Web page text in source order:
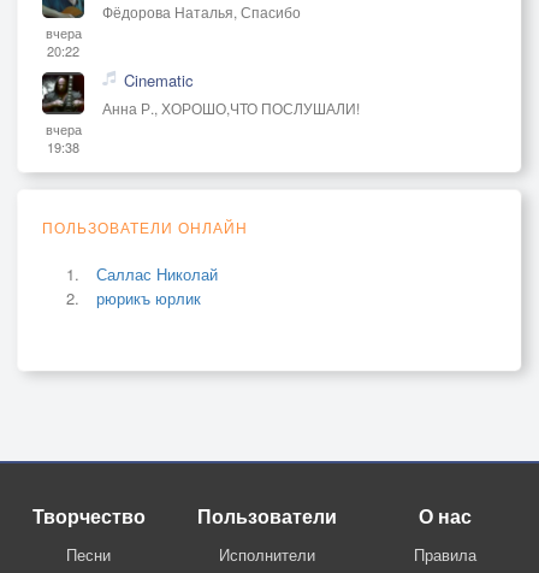
вчера
20:22
Фёдорова Наталья, Спасибо
вчера
19:38
Cinematic
Анна Р., ХОРОШО,ЧТО ПОСЛУШАЛИ!
ПОЛЬЗОВАТЕЛИ ОНЛАЙН
Саллас Николай
рюрикъ юрлик
Творчество
Песни
Пользователи
Исполнители
О нас
Правила